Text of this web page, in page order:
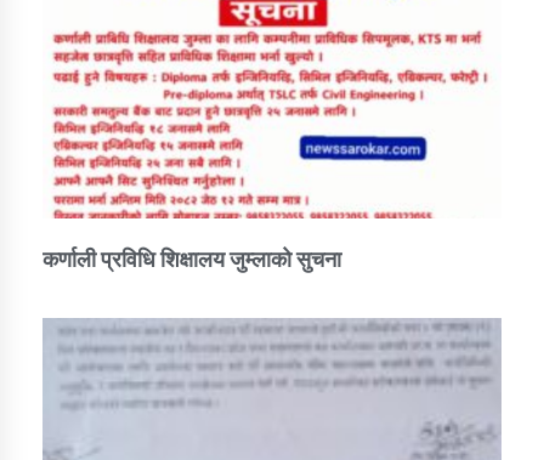
कर्णाली प्रविधि शिक्षालय जुम्लाको सुचना